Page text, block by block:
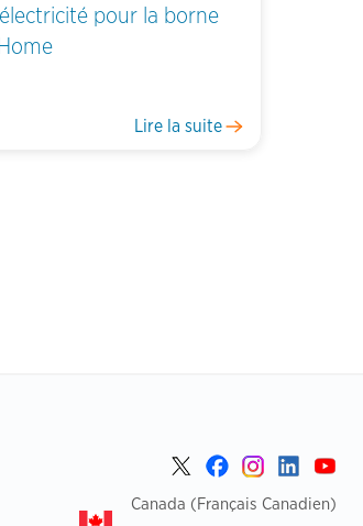
pour la borne
Lire la suite
Canada (Français Canadien)